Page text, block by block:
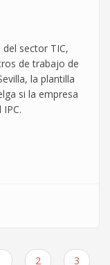
sector TIC,
de trabajo de
la plantilla
si la empresa
Page
2 Page
3